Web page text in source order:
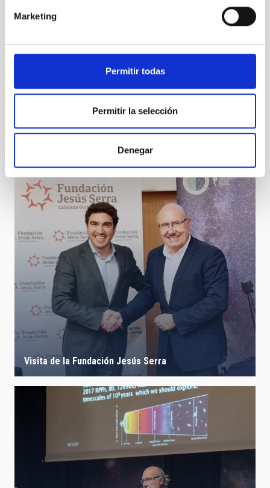
Marketing
Permitir todas
Permitir la selección
Denegar
Visita de la Fundación Jesús Serra